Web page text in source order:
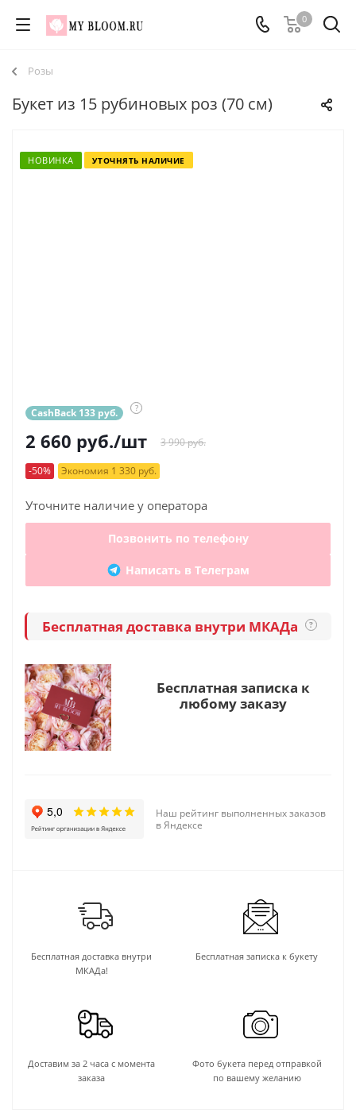
0
Розы
Букет из 15 рубиновых роз (70 см)
НОВИНКА УТОЧНЯТЬ НАЛИЧИЕ
CashBack 133 руб. ?
2 660 руб./шт 3 990 руб.
-50% Экономия 1 330 руб.
Уточните наличие у оператора
Позвонить по телефону
Написать в Телеграм
Бесплатная доставка внутри МКАДа ?
Бесплатная записка к
любому заказу
Наш рейтинг выполненных заказов
в Яндексе
Бесплатная доставка внутри
МКАДа!
Бесплатная записка к букету
Доставим за 2 часа с момента
заказа
Фото букета перед отправкой
по вашему желанию